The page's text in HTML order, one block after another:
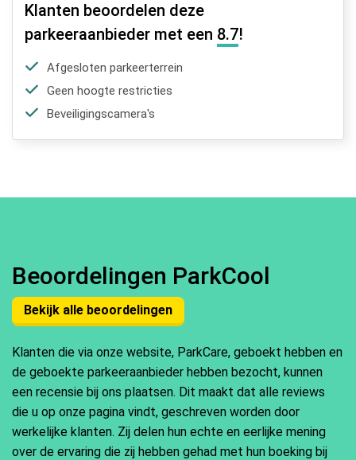
Klanten beoordelen deze
parkeeraanbieder met een 8.7!
Afgesloten parkeerterrein
Geen hoogte restricties
Beveiligingscamera's
Beoordelingen ParkCool
Bekijk alle beoordelingen
Klanten die via onze website, ParkCare, geboekt hebben en
de geboekte parkeeraanbieder hebben bezocht, kunnen
een recensie bij ons plaatsen. Dit maakt dat alle reviews
die u op onze pagina vindt, geschreven worden door
werkelijke klanten. Zij delen hun echte en eerlijke mening
over de ervaring die zij hebben gehad met hun boeking bij